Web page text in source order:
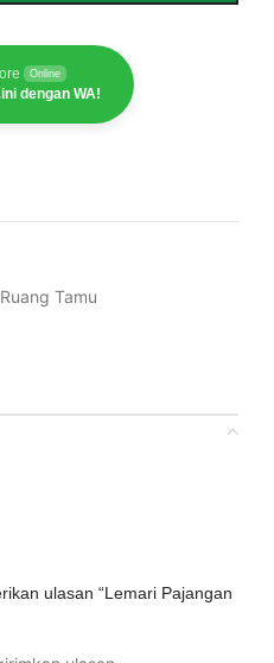
Online
dengan WA!
Ruang Tamu
ulasan “Lemari Pajangan